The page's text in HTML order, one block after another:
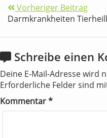
Vorheriger Beitrag
Darmkrankheiten
Schreibe einen
Deine E-Mail-Adresse wird
Erforderliche Felder sind
Kommentar*